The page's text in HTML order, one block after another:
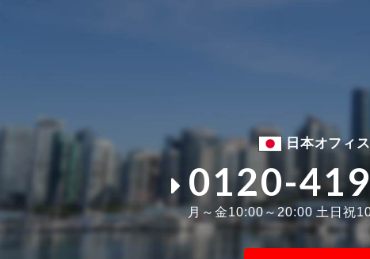
日本オフィス
0120-
月～金10:00～20:00 土日祝